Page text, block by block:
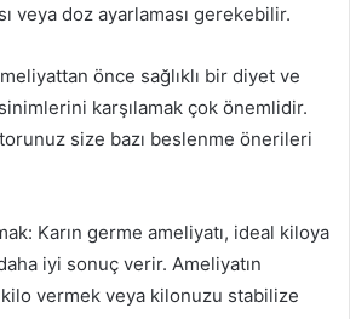
veya doz ayarlaması gerekebilir.
önce sağlıklı bir diyet ve
karşılamak çok önemlidir.
size bazı beslenme önerileri
Karın germe ameliyatı, ideal kiloya
iyi sonuç verir. Ameliyatın
kilo vermek veya kilonuzu stabilize